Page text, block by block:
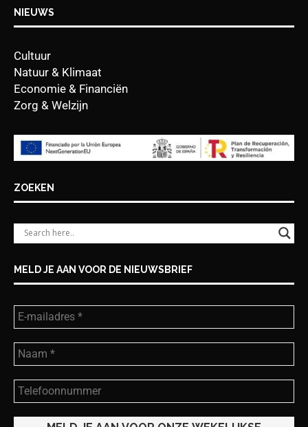
NIEUWS
Cultuur
Natuur & Klimaat
Economie & Financiën
Zorg & Welzijn
ZOEKEN
MELD JE AAN VOOR DE NIEUWSBRIEF